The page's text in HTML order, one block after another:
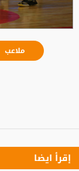
ملاعب
إقرأ ايضا